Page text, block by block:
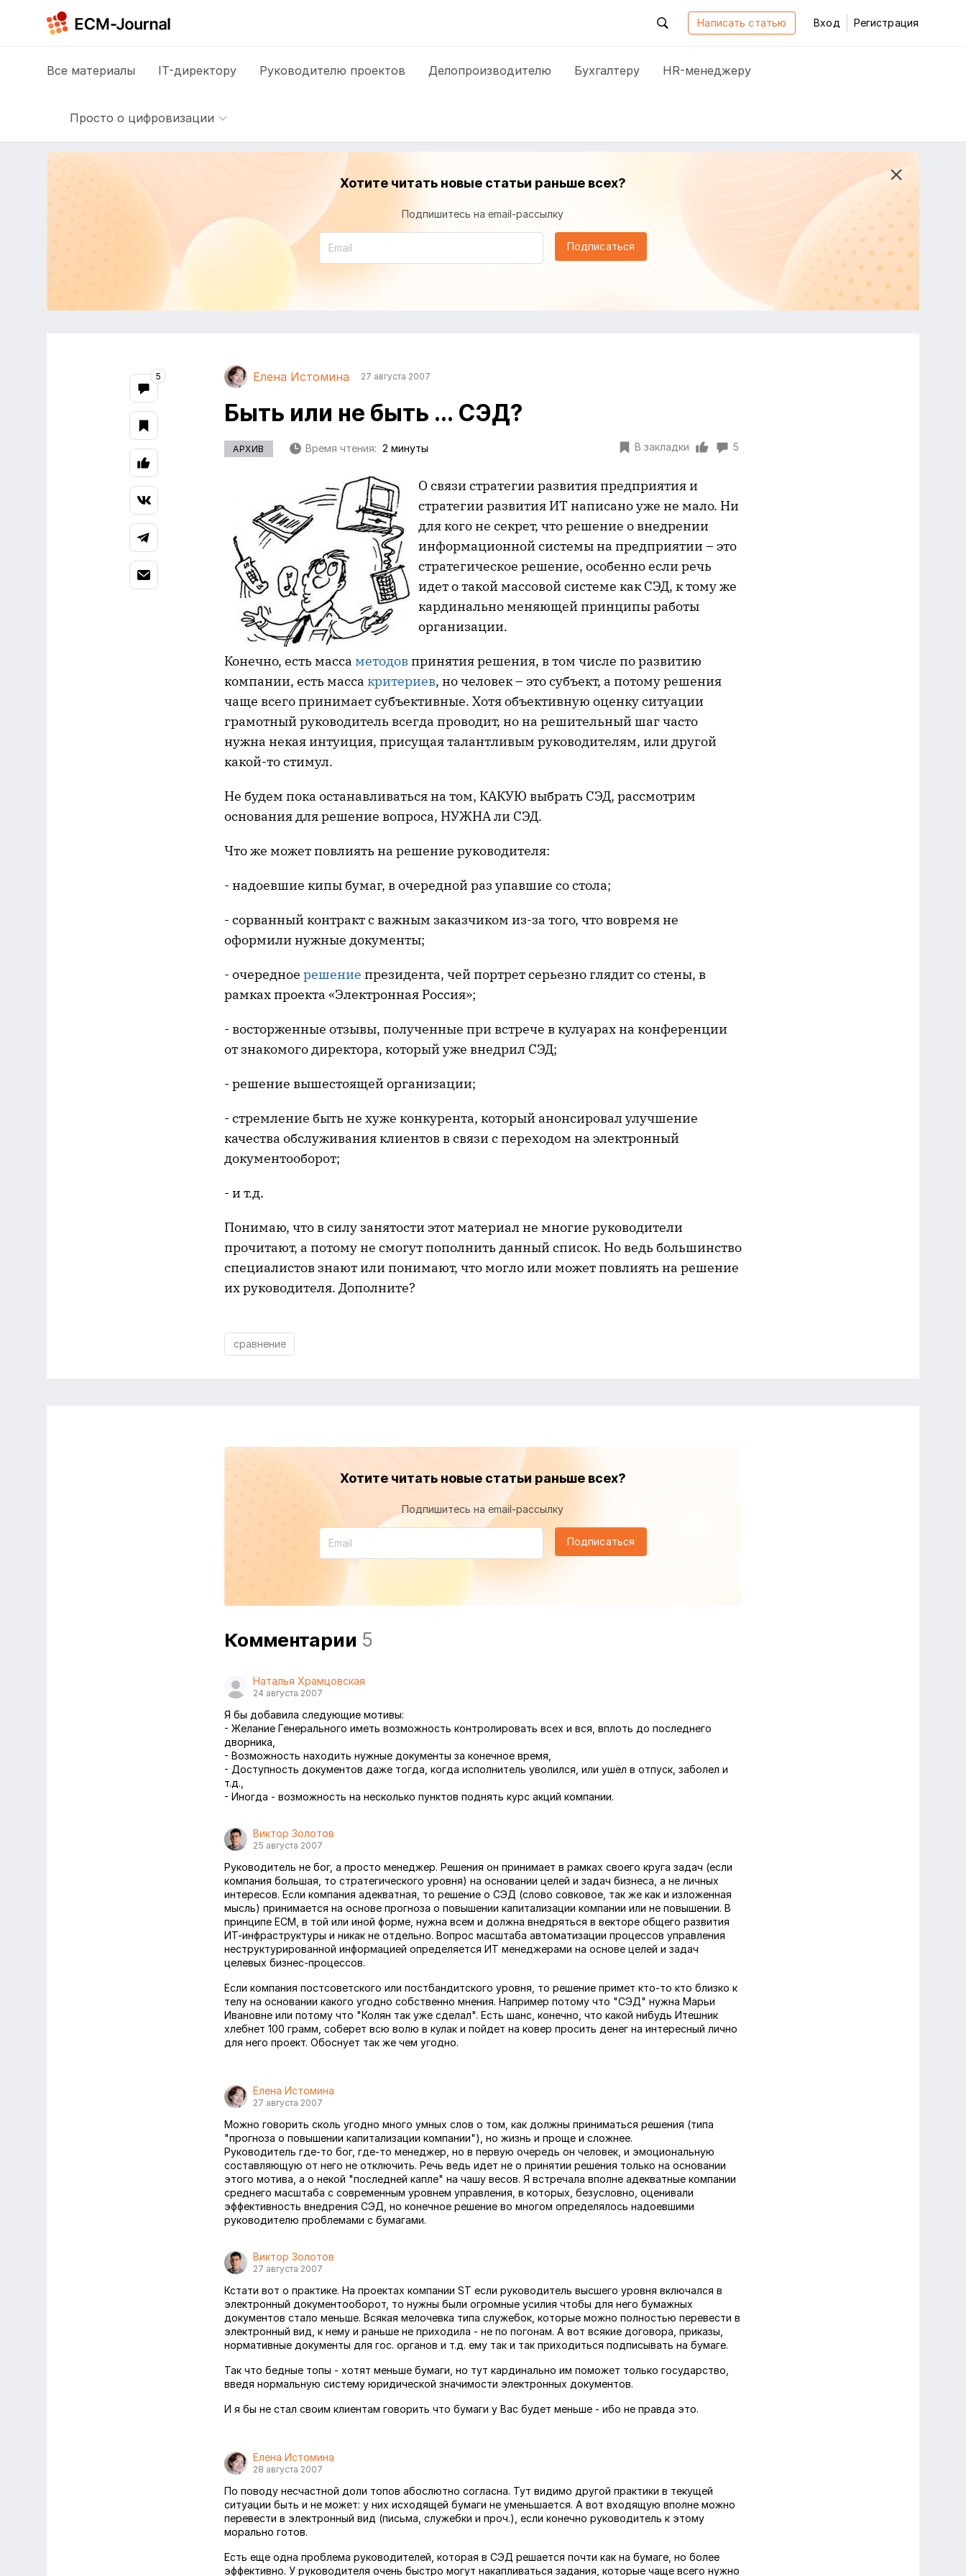
Написать статью Вход Регистрация
Все материалы IT-директору Руководителю проектов Делопроизводителю Бухгалтеру HR-менеджеру
Просто о цифровизации
Хотите читать новые статьи раньше всех?
Подпишитесь на email-рассылку
Подписаться
Елена Истомина 27 августа 2007
Быть или не быть ... СЭД?
АРХИВ Время чтения: 2 минуты В закладки 5
О связи стратегии развития предприятия и
стратегии развития ИТ написано уже не мало. Ни
для кого не секрет, что решение о внедрении
информационной системы на предприятии – это
стратегическое решение, особенно если речь
идет о такой массовой системе как СЭД, к тому же
кардинально меняющей принципы работы
организации.
Конечно, есть масса методов принятия решения, в том числе по развитию
компании, есть масса критериев, но человек – это субъект, а потому решения
чаще всего принимает субъективные. Хотя объективную оценку ситуации
грамотный руководитель всегда проводит, но на решительный шаг часто
нужна некая интуиция, присущая талантливым руководителям, или другой
какой-то стимул.
Не будем пока останавливаться на том, КАКУЮ выбрать СЭД, рассмотрим
основания для решение вопроса, НУЖНА ли СЭД.
Что же может повлиять на решение руководителя:
- надоевшие кипы бумаг, в очередной раз упавшие со стола;
- сорванный контракт с важным заказчиком из-за того, что вовремя не
оформили нужные документы;
- очередное решение президента, чей портрет серьезно глядит со стены, в
рамках проекта «Электронная Россия»;
- восторженные отзывы, полученные при встрече в кулуарах на конференции
от знакомого директора, который уже внедрил СЭД;
- решение вышестоящей организации;
- стремление быть не хуже конкурента, который анонсировал улучшение
качества обслуживания клиентов в связи с переходом на электронный
документооборот;
- и т.д.
Понимаю, что в силу занятости этот материал не многие руководители
прочитают, а потому не смогут пополнить данный список. Но ведь большинство
специалистов знают или понимают, что могло или может повлиять на решение
их руководителя. Дополните?
сравнение
5
Хотите читать новые статьи раньше всех?
Подпишитесь на email-рассылку
Подписаться
Комментарии 5
Наталья Храмцовская
24 августа 2007
Я бы добавила следующие мотивы:
- Желание Генерального иметь возможность контролировать всех и вся, вплоть до последнего
дворника,
- Возможность находить нужные документы за конечное время,
- Доступность документов даже тогда, когда исполнитель уволился, или ушёл в отпуск, заболел и
т.д.,
- Иногда - возможность на несколько пунктов поднять курс акций компании.
Виктор Золотов
25 августа 2007
Руководитель не бог, а просто менеджер. Решения он принимает в рамках своего круга задач (если
компания большая, то стратегического уровня) на основании целей и задач бизнеса, а не личных
интересов. Если компания адекватная, то решение о СЭД (слово совковое, так же как и изложенная
мысль) принимается на основе прогноза о повышении капитализации компании или не повышении. В
принципе ECM, в той или иной форме, нужна всем и должна внедряться в векторе общего развития
ИТ-инфраструктуры и никак не отдельно. Вопрос масштаба автоматизации процессов управления
неструктурированной информацией определяется ИТ менеджерами на основе целей и задач
целевых бизнес-процессов.
Если компания постсоветского или постбандитского уровня, то решение примет кто-то кто близко к
телу на основании какого угодно собственно мнения. Например потому что "СЭД" нужна Марьи
Ивановне или потому что "Колян так уже сделал". Есть шанс, конечно, что какой нибудь Итешник
хлебнет 100 грамм, соберет всю волю в кулак и пойдет на ковер просить денег на интересный лично
для него проект. Обоснует так же чем угодно.
Елена Истомина
27 августа 2007
Можно говорить сколь угодно много умных слов о том, как должны приниматься решения (типа
"прогноза о повышении капитализации компании"), но жизнь и проще и сложнее.
Руководитель где-то бог, где-то менеджер, но в первую очередь он человек, и эмоциональную
составляющую от него не отключить. Речь ведь идет не о принятии решения только на основании
этого мотива, а о некой "последней капле" на чашу весов. Я встречала вполне адекватные компании
среднего масштаба с современным уровнем управления, в которых, безусловно, оценивали
эффективность внедрения СЭД, но конечное решение во многом определялось надоевшими
руководителю проблемами с бумагами.
Виктор Золотов
27 августа 2007
Кстати вот о практике. На проектах компании ST если руководитель высшего уровня включался в
электронный документооборот, то нужны были огромные усилия чтобы для него бумажных
документов стало меньше. Всякая мелочевка типа служебок, которые можно полностью перевести в
электронный вид, к нему и раньше не приходила - не по погонам. А вот всякие договора, приказы,
нормативные документы для гос. органов и т.д. ему так и так приходиться подписывать на бумаге.
Так что бедные топы - хотят меньше бумаги, но тут кардинально им поможет только государство,
введя нормальную систему юридической значимости электронных документов.
И я бы не стал своим клиентам говорить что бумаги у Вас будет меньше - ибо не правда это.
Елена Истомина
28 августа 2007
По поводу несчастной доли топов абослютно согласна. Тут видимо другой практики в текущей
ситуации быть и не может: у них исходящей бумаги не уменьшается. А вот входящую вполне можно
перевести в электронный вид (письма, служебки и проч.), если конечно руководитель к этому
морально готов.
Есть еще одна проблема руководителей, которая в СЭД решается почти как на бумаге, но более
эффективно. У руководителя очень быстро могут накапливаться задания, которые чаще всего нужно